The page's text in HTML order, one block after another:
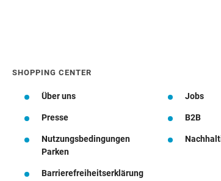
SHOPPING CENTER
Über uns Jobs
Presse B2B
Nutzungsbedingungen
Parken
Barrierefreiheitserklärung